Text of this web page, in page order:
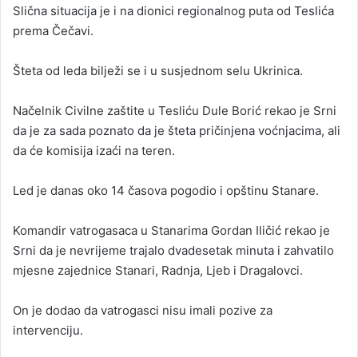
Slična situacija je i na dionici regionalnog puta od Teslića
prema Čečavi.
Šteta od leda bilježi se i u susjednom selu Ukrinica.
Načelnik Civilne zaštite u Tesliću Dule Borić rekao je Srni
da je za sada poznato da je šteta pričinjena voćnjacima, ali
da će komisija izaći na teren.
Led je danas oko 14 časova pogodio i opštinu Stanare.
Komandir vatrogasaca u Stanarima Gordan Iličić rekao je
Srni da je nevrijeme trajalo dvadesetak minuta i zahvatilo
mjesne zajednice Stanari, Radnja, Ljeb i Dragalovci.
On je dodao da vatrogasci nisu imali pozive za
intervenciju.